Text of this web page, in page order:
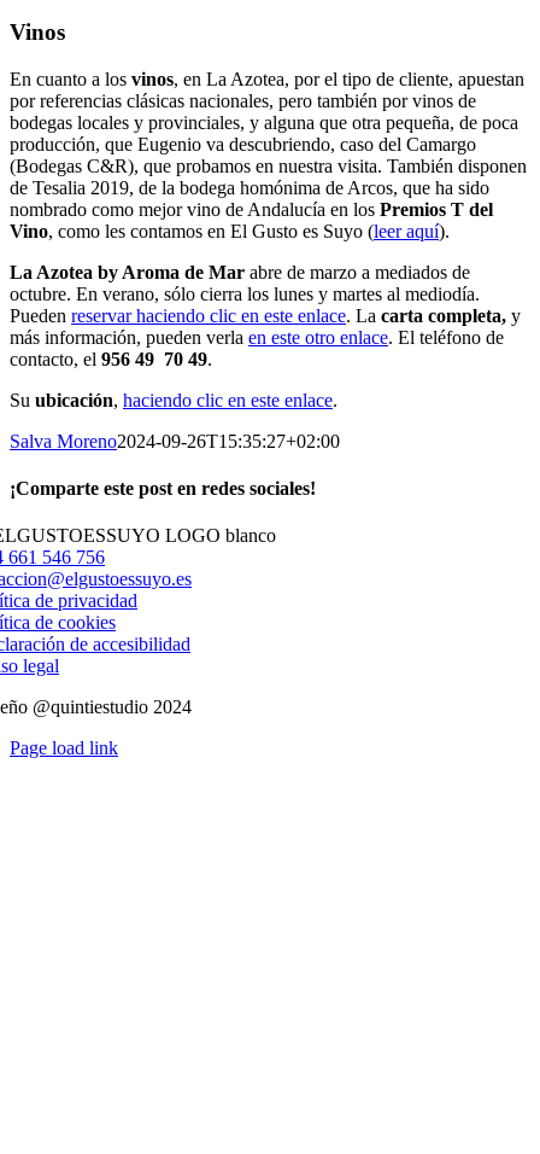
Vinos
En cuanto a los vinos, en La Azotea, por el tipo de cliente, apuestan
por referencias clásicas nacionales, pero también por vinos de
bodegas locales y provinciales, y alguna que otra pequeña, de poca
producción, que Eugenio va descubriendo, caso del Camargo
(Bodegas C&R), que probamos en nuestra visita. También disponen
de Tesalia 2019, de la bodega homónima de Arcos, que ha sido
nombrado como mejor vino de Andalucía en los Premios T del
Vino, como les contamos en El Gusto es Suyo (leer aquí).
La Azotea by Aroma de Mar abre de marzo a mediados de
octubre. En verano, sólo cierra los lunes y martes al mediodía.
Pueden reservar haciendo clic en este enlace. La carta completa, y
más información, pueden verla en este otro enlace. El teléfono de
contacto, el 956 49 70 49.
Su ubicación, haciendo clic en este enlace.
Salva Moreno2024-09-26T15:35:27+02:00
¡Comparte este post en redes sociales!
Facebook
X
LinkedIn
WhatsApp
Correo
electrónico
661 546 756
de privacidad
de cookies
de accesibilidad
legal
@quintiestudio 2024
Page load link